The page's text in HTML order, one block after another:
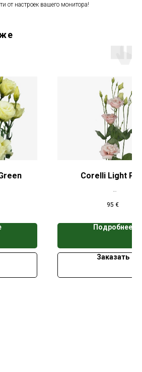
от настроек вашего монитора!
Corelli Light
кассет
95 €
Подробнее
Заказать